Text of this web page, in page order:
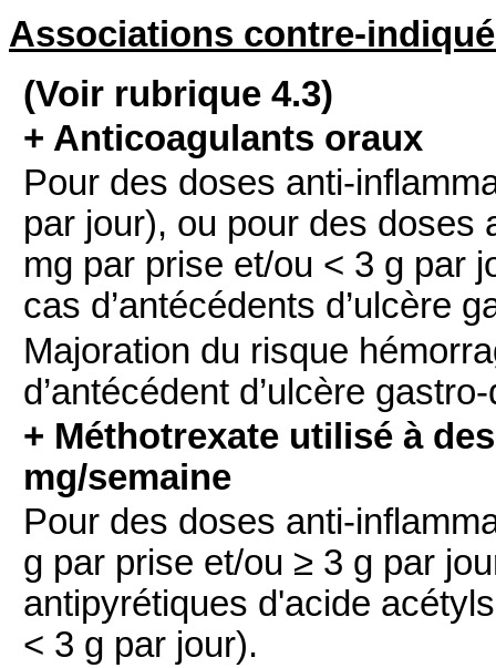
Associations contre-
(Voir rubrique 4.3)
+ Anticoagulants oraux
Pour des doses anti-
par jour), ou pour des doses
mg par prise et/ou < 3 g par
cas d’antécédents d’ulcère
Majoration du risque
d’antécédent d’ulcère
+ Méthotrexate utilisé à
mg/semaine
Pour des doses anti-
g par prise et/ou ≥ 3 g par
antipyrétiques d'acide
< 3 g par jour).